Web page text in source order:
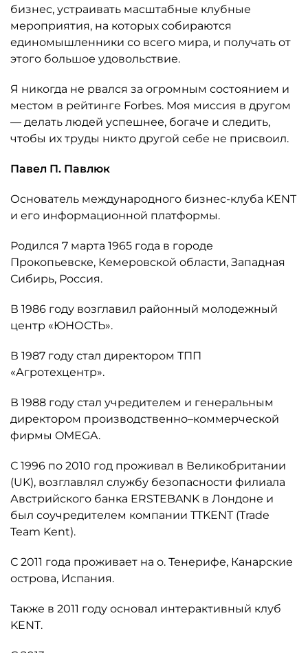
бизнес, устраивать масштабные клубные
мероприятия, на которых собираются
единомышленники со всего мира, и получать от
этого большое удовольствие.
Я никогда не рвался за огромным состоянием и
местом в рейтинге Forbes. Моя миссия в другом
— делать людей успешнее, богаче и следить,
чтобы их труды никто другой себе не присвоил.
Павел П. Павлюк
Основатель международного бизнес-клуба KENT
и его информационной платформы.
Родился 7 марта 1965 года в городе
Прокопьевске, Кемеровской области, Западная
Сибирь, Россия.
В 1986 году возглавил районный молодежный
центр «ЮНОСТЬ».
В 1987 году стал директором ТПП
«Агротехцентр».
В 1988 году стал учредителем и генеральным
директором производственно–коммерческой
фирмы OMEGA.
С 1996 по 2010 год проживал в Великобритании
(UK), возглавлял службу безопасности филиала
Австрийского банка ERSTEBANK в Лондоне и
был соучредителем компании TTKENT (Trade
Team Kent).
С 2011 года проживает на о. Тенерифе, Канарские
острова, Испания.
Также в 2011 году основал интерактивный клуб
KENT.